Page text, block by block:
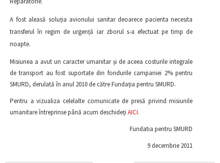
A fost aleasă soluția avionului sanitar deoarece pacienta necesita
transferul în regim de urgență iar zborul s-a efectuat pe timp de
noapte.
Misiunea a avut un caracter umanitar și de aceea costurile integrale
de transport au fost suportate din fondurile campaniei 2% pentru
SMURD, derulată în anul 2010 de către Fundația pentru SMURD.
Pentru a vizualiza celelalte comunicate de presă privind misiunile
umanitare întreprinse până acum deschideți AICI.
Fundatia pentru SMURD
9 decembrie 2011